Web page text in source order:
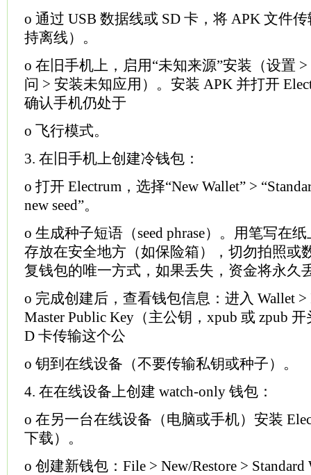
o 通过 USB 数据线或 SD 卡，将 APK 文件
持离线）。
o 在旧手机上，启用“未知来源”安装（设置
问 > 安装未知应用）。安装 APK 并打开
确认手机仍处于
o 飞行模式。
3. 在旧手机上创建冷钱包：
o 打开 Electrum，选择“New Wallet” >
new seed”。
o 生成种子短语（seed phrase）。用笔写在
存放在安全地方（如保险箱），切勿拍照或
复钱包的唯一方式，如果丢失，资金将永久
o 完成创建后，查看钱包信息：进入 Wallet
Master Public Key（主公钥，xpub 或 zpub
D 卡传输这个公
o 钥到在线设备（不要传输私钥或种子）。
4. 在在线设备上创建 watch-only 钱包：
o 在另一台在线设备（电脑或手机）安装
下载）。
o 创建新钱包：File > New/Restore > Standard